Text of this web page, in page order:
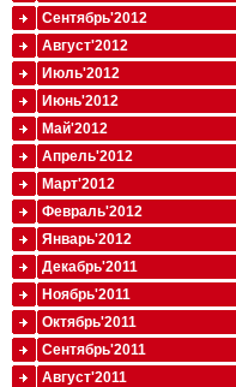
Сентябрь'2012
Август'2012
Июль'2012
Июнь'2012
Май'2012
Апрель'2012
Март'2012
Февраль'2012
Январь'2012
Декабрь'2011
Ноябрь'2011
Октябрь'2011
Сентябрь'2011
Август'2011